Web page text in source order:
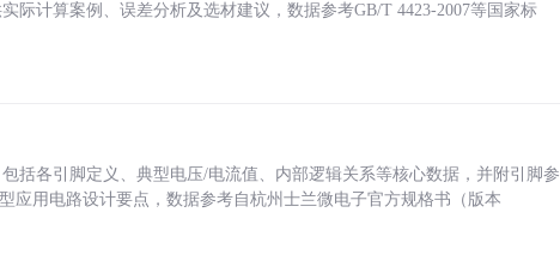
际计算案例、误差分析及选材建议，数据参考GB/T 4423-2007等国家标
括各引脚定义、典型电压/电流值、内部逻辑关系等核心数据，并附引脚参
应用电路设计要点，数据参考自杭州士兰微电子官方规格书（版本